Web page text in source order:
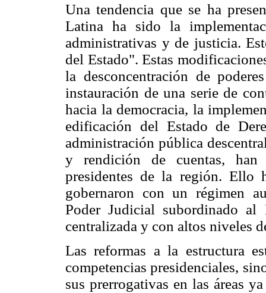
Una tendencia que se ha
Latina ha sido la
administrativas y de justicia.
del Estado". Estas
la desconcentración de
instauración de una serie de
hacia la democracia, la
edificación del Estado de
administración pública
y rendición de cuentas, han
presidentes de la región. Ello
gobernaron con un régimen
Poder Judicial subordinado
centralizada y con altos niveles
Las reformas a la estructura
competencias presidenciales,
sus prerrogativas en las áreas